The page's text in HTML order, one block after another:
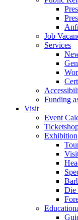
Job
Services
Funding
Visit
Event
Exhibition
Die